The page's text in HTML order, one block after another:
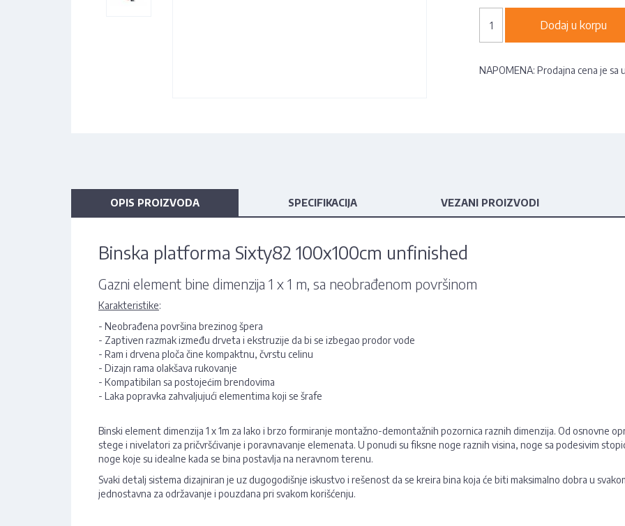
Dodaj u korpu
NAPOMENA: Prodajna cena je sa
OPIS PROIZVODA SPECIFIKACIJA VEZANI PROIZVODI
Binska platforma Sixty82 100x100cm unfinished
Gazni element bine dimenzija 1 x 1 m, sa neobrađenom površinom
Karakteristike:
- Neobrađena površina brezinog špera
- Zaptiven razmak između drveta i ekstruzije da bi se izbegao prodor vode
- Ram i drvena ploča čine kompaktnu, čvrstu celinu
- Dizajn rama olakšava rukovanje
- Kompatibilan sa postojećim brendovima
- Laka popravka zahvaljujući elementima koji se šrafe
Binski element dimenzija 1 x 1m za lako i brzo formiranje montažno-demontažnih pozornica raznih dimenzija. Od osnovne
stege i nivelatori za pričvršćivanje i poravnavanje elemenata. U ponudi su fiksne noge raznih visina, noge sa podesivim
noge koje su idealne kada se bina postavlja na neravnom terenu.
Svaki detalj sistema dizajniran je uz dugogodišnje iskustvo i rešenost da se kreira bina koja će biti maksimalno dobra u
jednostavna za održavanje i pouzdana pri svakom korišćenju.